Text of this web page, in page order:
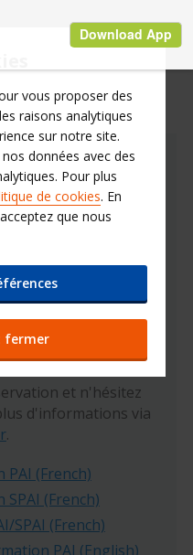
vis-à-vis de ses
sur ses conditions
de voiture.
et n'hésitez
d'informations via
.
(French)
(French)
SPAI (French)
PAI (English)
vous proposer des
raisons analytiques
sur notre site.
données avec des
Pour plus
de cookies. En
que nous
fermer